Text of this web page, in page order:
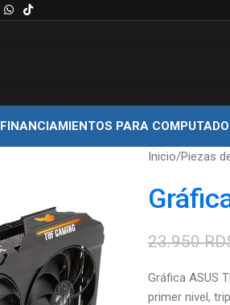
FINANCIAMIENTOS PARA
Inicio Piezas
23.950
Gráfica ASUS
primer nivel,